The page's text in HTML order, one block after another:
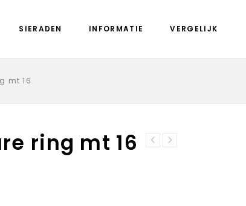
SIERADEN INFORMATIE VERGELIJK
mt 16
ring mt 16